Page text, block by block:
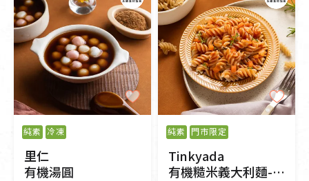
純素 冷凍
里仁
有機湯圓
純素 門市限定
Tinkyada
有機糙米義大利麵-螺旋